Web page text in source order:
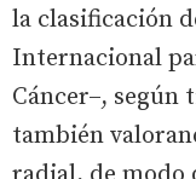
la clasificación
Internacional
Cáncer–, según
también